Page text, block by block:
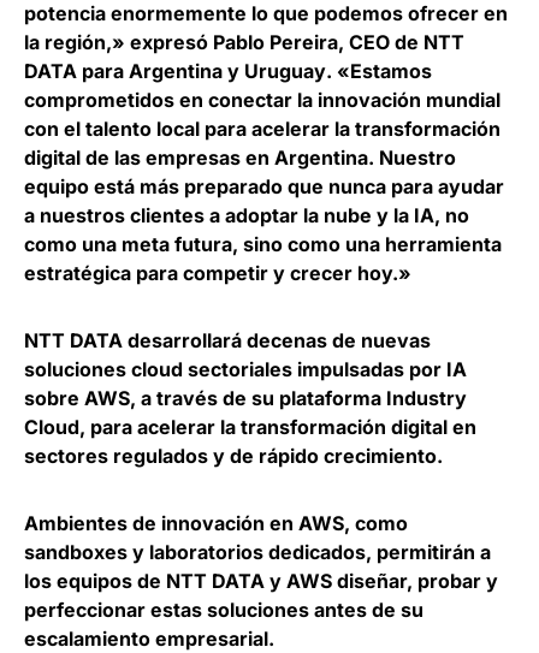
potencia enormemente lo que podemos ofrecer en
la región,» expresó Pablo Pereira, CEO de NTT
DATA para Argentina y Uruguay. «Estamos
comprometidos en conectar la innovación mundial
con el talento local para acelerar la transformación
digital de las empresas en Argentina. Nuestro
equipo está más preparado que nunca para ayudar
a nuestros clientes a adoptar la nube y la IA, no
como una meta futura, sino como una herramienta
estratégica para competir y crecer hoy.»
NTT DATA desarrollará decenas de nuevas
soluciones cloud sectoriales impulsadas por IA
sobre AWS, a través de su plataforma Industry
Cloud, para acelerar la transformación digital en
sectores regulados y de rápido crecimiento.
Ambientes de innovación en AWS, como
sandboxes y laboratorios dedicados, permitirán a
los equipos de NTT DATA y AWS diseñar, probar y
perfeccionar estas soluciones antes de su
escalamiento empresarial.